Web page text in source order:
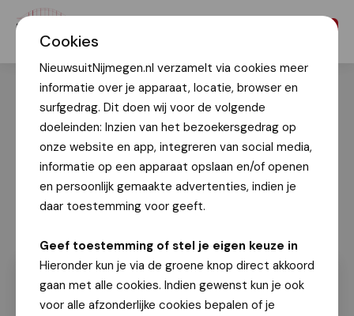
Cookies
NieuwsuitNijmegen.nl verzamelt via cookies meer
informatie over je apparaat, locatie, browser en
surfgedrag. Dit doen wij voor de volgende
doeleinden: Inzien van het bezoekersgedrag op
onze website en app, integreren van social media,
informatie op een apparaat opslaan en/of openen
en persoonlijk gemaakte advertenties, indien je
daar toestemming voor geeft.
Geef toestemming of stel je eigen keuze in
Hieronder kun je via de groene knop direct akkoord
gaan met alle cookies. Indien gewenst kun je ook
voor alle afzonderlijke cookies bepalen of je